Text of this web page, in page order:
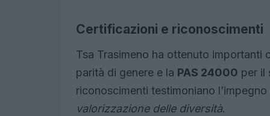
Certificazioni e riconoscimenti
Tsa Trasimeno ha ottenuto importanti
parità di genere e la PAS 24000 per il
riconoscimenti testimoniano l’impegno
valorizzazione delle diversità.